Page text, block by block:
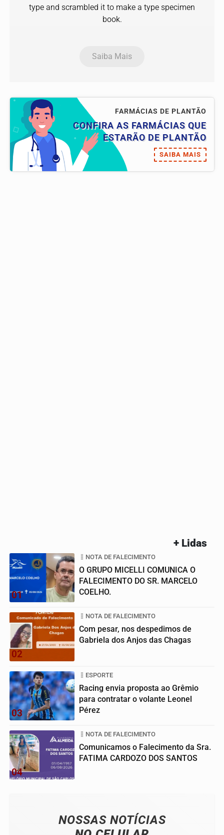
type and scrambled it to make a type specimen
book.
Saiba Mais
FARMÁCIAS DE PLANTÃO
CONFIRA AS FARMÁCIAS QUE
ESTARÃO DE PLANTÃO
SAIBA MAIS
+ Lidas
01
NOTA DE FALECIMENTO
O GRUPO MICELLI COMUNICA O
FALECIMENTO DO SR. MARCELO
COELHO.
02
NOTA DE FALECIMENTO
Com pesar, nos despedimos de
Gabriela dos Anjos das Chagas
03
ESPORTE
Racing envia proposta ao Grêmio
para contratar o volante Leonel
Pérez
04
NOTA DE FALECIMENTO
Comunicamos o Falecimento da Sra.
FATIMA CARDOZO DOS SANTOS
NOSSAS NOTÍCIAS